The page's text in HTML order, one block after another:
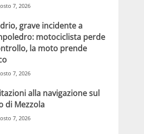
7, 2026
grave incidente a
motociclista perde
la moto prende
7, 2026
alla navigazione sul
di Mezzola
7, 2026